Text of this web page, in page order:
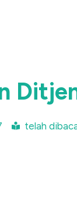
telah